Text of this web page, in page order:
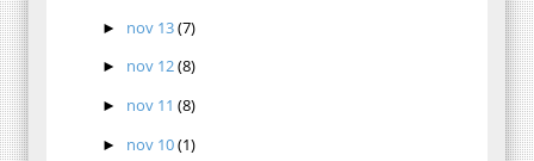
► nov 13(7)
► nov 12(8)
► nov 11(8)
► nov 10(1)